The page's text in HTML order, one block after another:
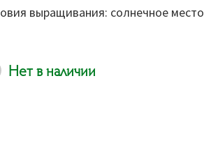
выращивания: солнечное место
Нет в наличии